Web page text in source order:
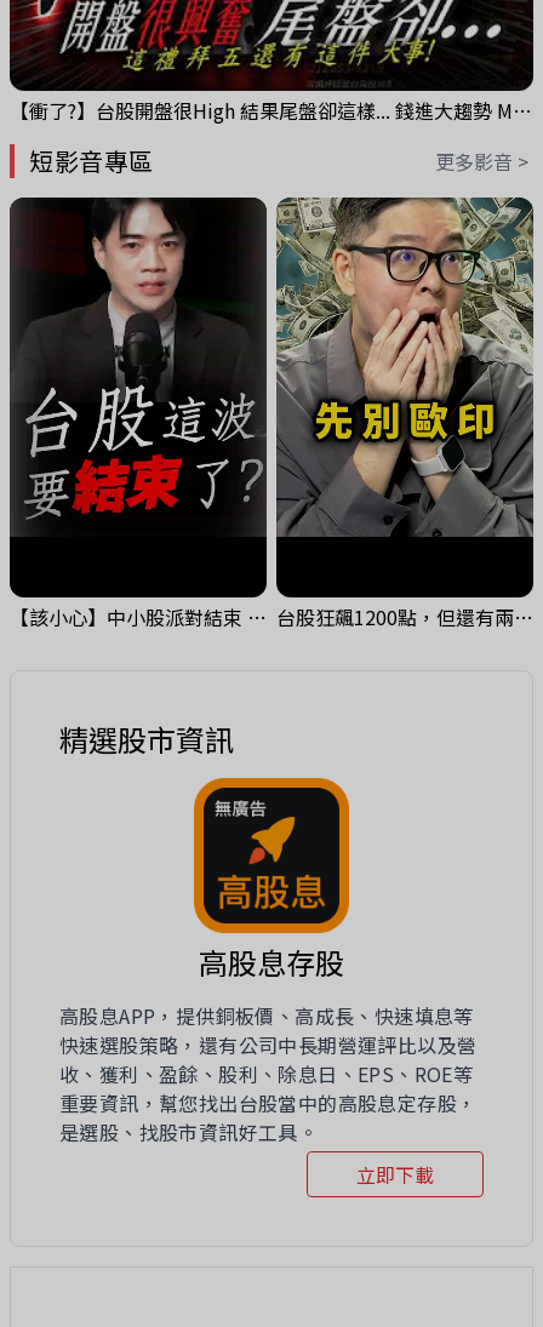
【衝了?】台股開盤很High 結果尾盤卻這樣... 錢進大趨勢 Mr.智霖 陳 2026/08/05
短影音專區 更多影音 >
【該小心】中小股派對結束 ? 關鍵訊號都指向... 台股狂飆1200點，但還有兩關沒過｜Mr.Jimmy高志銘 #台股 #期貨 #加權指數
精選股市資訊
高股息存股
高股息APP，提供銅板價、高成長、快速填息等
快速選股策略，還有公司中長期營運評比以及營
收、獲利、盈餘、股利、除息日、EPS、ROE等
重要資訊，幫您找出台股當中的高股息定存股，
是選股、找股市資訊好工具。
立即下載